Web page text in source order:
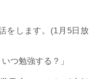
をします。(1月5日放
つ勉強する？」